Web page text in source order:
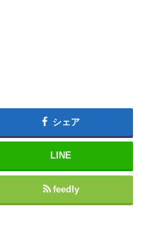
シェア
LINE
feedly